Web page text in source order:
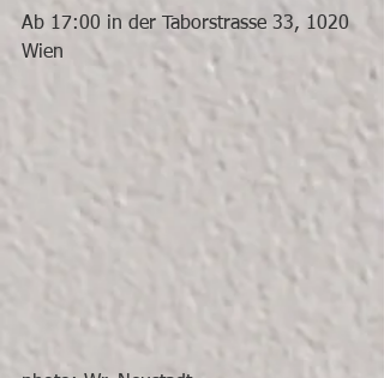
Ab 17:00 in der Taborstrasse 33, 1020
Wien